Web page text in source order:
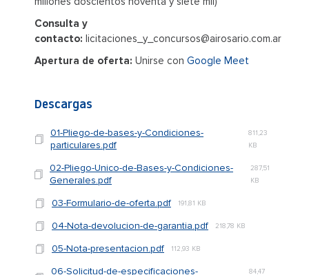
Consulta y
contacto: licitaciones_y_concursos@airosario.com.ar
Apertura de oferta: Unirse con Google Meet
Descargas
01-Pliego-de-bases-y-Condiciones-
particulares.pdf
811,23
KB
02-Pliego-Unico-de-Bases-y-Condiciones-
Generales.pdf
287,51
KB
03-Formulario-de-oferta.pdf 191,81 KB
04-Nota-devolucion-de-garantia.pdf 218,78 KB
05-Nota-presentacion.pdf 112,93 KB
06-Solicitud-de-especificaciones- 84,47